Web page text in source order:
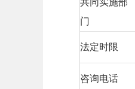
共同实施部
门
法定时限
咨询电话